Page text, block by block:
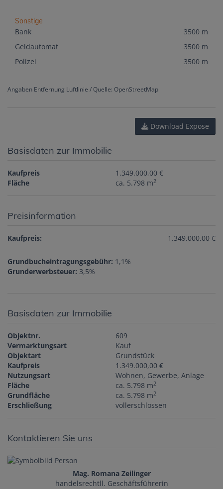
Sonstige
Bank
3500 m
Geldautomat
3500 m
Polizei
3500 m
Angaben Entfernung Luftlinie / Quelle: OpenStreetMap
Download Expose
Basisdaten zur Immobilie
Kaufpreis
1.349.000,00 €
Fläche
ca. 5.798 m2
Preisinformation
Kaufpreis: 1.349.000,00 €
Grundbucheintragungsgebühr: 1,1%
Grunderwerbsteuer: 3,5%
Basisdaten zur Immobilie
Objektnr.
609
Vermarktungsart
Kauf
Objektart
Grundstück
Kaufpreis
1.349.000,00 €
Nutzungsart
Wohnen Gewerbe Anlage
Fläche
ca. 5.798 m2
Grundfläche ca. 5.798 m2
Erschließung vollerschlossen
Kontaktieren Sie uns
Mag. Romana Zeilinger
handelsrechtll. Geschäftsführerin